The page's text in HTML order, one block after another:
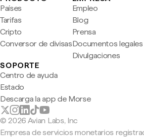
Países
Tarifas
Cripto
Conversor de divisas
Empleo
Blog
Prensa
Documentos legales
Divulgaciones
SOPORTE
Centro de ayuda
Estado
Descarga la app de Morse
© 2026 Avian Labs, Inc
Empresa de servicios monetarios